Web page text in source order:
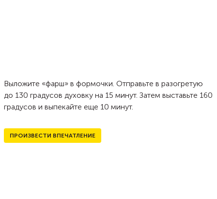
Выложите «фарш» в формочки. Отправьте в разогретую
до 130 градусов духовку на 15 минут. Затем выставьте 160
градусов и выпекайте еще 10 минут.
ПРОИЗВЕСТИ ВПЕЧАТЛЕНИЕ